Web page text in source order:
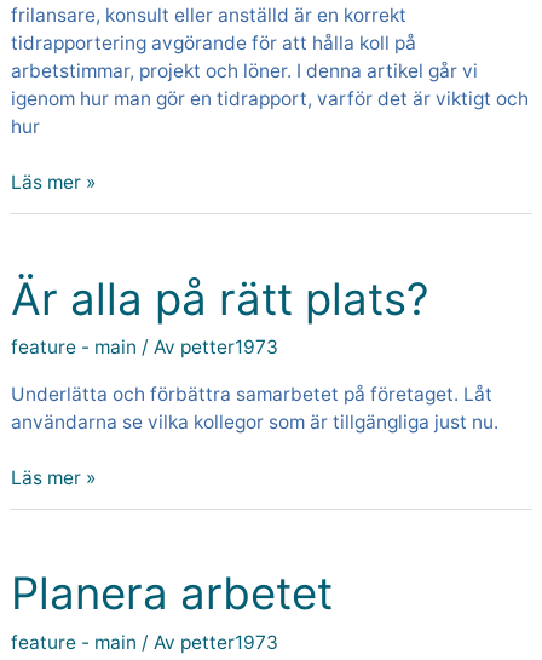
frilansare, konsult eller anställd är en korrekt
tidrapportering avgörande för att hålla koll på
arbetstimmar, projekt och löner. I denna artikel går vi
igenom hur man gör en tidrapport, varför det är viktigt och
hur
Läs mer »
Är alla på rätt plats?
feature - main / Av petter1973
Underlätta och förbättra samarbetet på företaget. Låt
användarna se vilka kollegor som är tillgängliga just nu.
på
rätt
plats?
Läs mer »
Planera arbetet
feature - main / Av petter1973